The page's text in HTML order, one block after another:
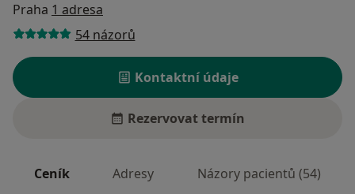
Praha 1 adresa
54 názorů
Kontaktní údaje
Rezervovat termín
Ceník Adresy Názory pacientů (54)